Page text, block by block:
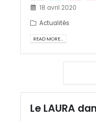
18 avril 2020
Actualités
READ MORE...
Le LAURA